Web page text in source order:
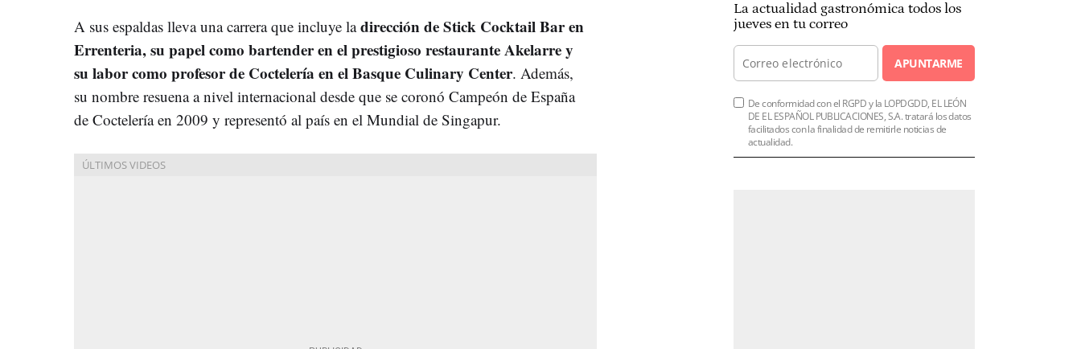
A sus espaldas lleva una carrera que incluye ladirección de Stick Cocktail Bar en
Errenteria, su papel como bartender en el prestigioso restaurante Akelarre y
su labor como profesor de Coctelería en el Basque Culinary Center. Además,
su nombre resuena a nivel internacional desde que se coronó Campeón de España
de Coctelería en 2009 y representó al país en el Mundial de Singapur.
La actualidad gastronómica todos los
jueves en tu correo
APUNTARME
De conformidad con el RGPD y la LOPDGDD, EL LEÓN
DE EL ESPAÑOL PUBLICACIONES, S.A. tratará los datos
facilitados con la finalidad de remitirle noticias de
actualidad.